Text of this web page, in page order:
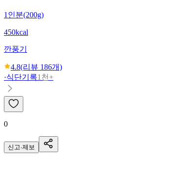
1인분(200g)
450kcal
깐풍기
4.8(리뷰 186개)
·식단기록1천+
0
신고·제보